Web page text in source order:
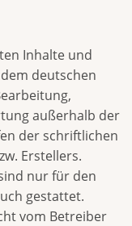
Inhalte und
deutschen
außerhalb der
der schriftlichen
Erstellers.
nur für den
gestattet.
vom Betreiber